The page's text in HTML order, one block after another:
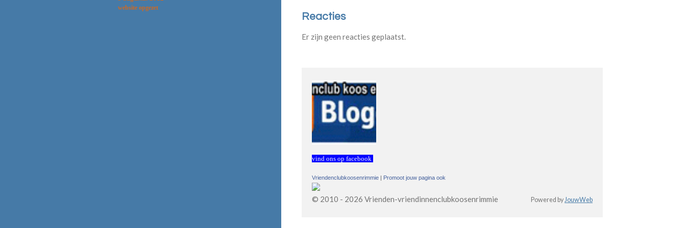
Reacties
Er zijn geen reacties geplaatst.
vind ons op facebook
Vriendenclubkoosenrimmie | Promoot jouw pagina ook
© 2010 - 2026 Vrienden-vriendinnenclubkoosenrimmie Powered by JouwWeb
website opgezet